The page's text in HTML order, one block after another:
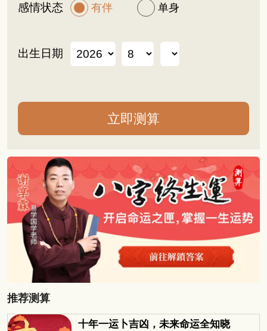
感情状态 有伴 单身
出生日期
推荐测算
十年一运卜吉凶，未来命运全知晓